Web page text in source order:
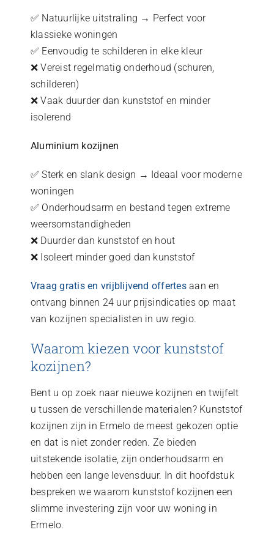
✅ Natuurlijke uitstraling → Perfect voor
klassieke woningen
✅ Eenvoudig te schilderen in elke kleur
❌ Vereist regelmatig onderhoud (schuren,
schilderen)
❌ Vaak duurder dan kunststof en minder
isolerend
Aluminium kozijnen
✅ Sterk en slank design → Ideaal voor moderne
woningen
✅ Onderhoudsarm en bestand tegen extreme
weersomstandigheden
❌ Duurder dan kunststof en hout
❌ Isoleert minder goed dan kunststof
Vraag gratis en vrijblijvend offertesaan en
ontvang binnen 24 uur prijsindicaties op maat
van kozijnen specialisten in uw regio.
Waarom kiezen voor kunststof
kozijnen?
Bent u op zoek naar nieuwe kozijnen en twijfelt
u tussen de verschillende materialen? Kunststof
kozijnen zijn in Ermelo de meest gekozen optie
en dat is niet zonder reden. Ze bieden
uitstekende isolatie, zijn onderhoudsarm en
hebben een lange levensduur. In dit hoofdstuk
bespreken we waarom kunststof kozijnen een
slimme investering zijn voor uw woning in
Ermelo.